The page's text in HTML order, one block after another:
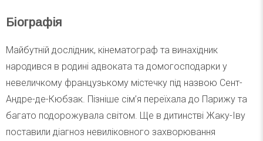
Біографія
Майбутній дослідник, кінематограф та винахідник
народився в родині адвоката та домогосподарки у
невеличкому французькому містечку під назвою Сент-
Андре-де-Кюбзак. Пізніше сім’я переїхала до Парижу та
багато подорожувала світом. Ще в дитинстві Жаку-Іву
поставили діагноз невиліковного захворювання